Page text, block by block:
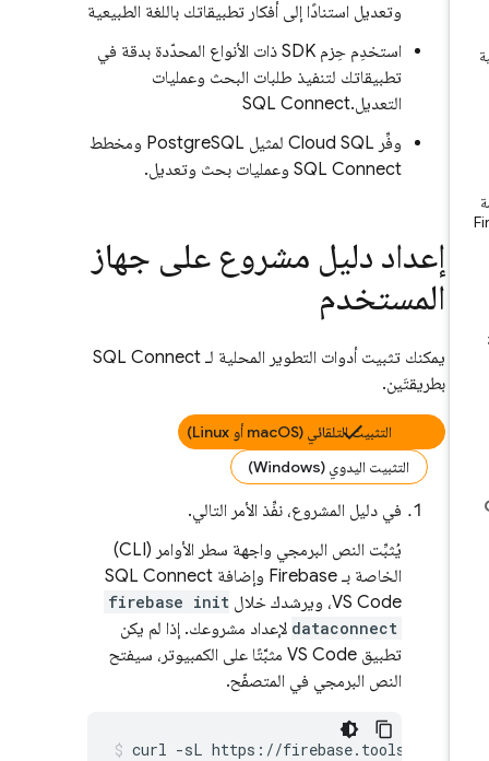
وتعديل استنادًا إلى أفكار تطبيقاتك باللغة الطبيعية
استخدِم حِزم SDK ذات الأنواع المحدّدة بدقة في
تطبيقاتك لتنفيذ طلبات البحث وعمليات
التعديل.SQL Connect
وفِّر Cloud SQLلمثيل PostgreSQL ومخطط
SQL Connectوعمليات بحث وتعديل.
إعداد دليل مشروع على جهاز
المستخدم
يمكنك تثبيت أدوات التطوير المحلية لـSQL Connect
بطريقتَين.
التثبيت التلقائي (macOS أو Linux)
التثبيت اليدوي (Windows)
في دليل المشروع، نفِّذ الأمر التالي.
يُثبِّت النص البرمجي واجهة سطر الأوامر (CLI)
الخاصة بـ Firebase وإضافة SQL Connect
VS Code، ويرشدك خلال
firebase init
dataconnectلإعداد مشروعك. إذا لم يكن
تطبيق VS Code مثبَّتًا على الكمبيوتر، سيفتح
النص البرمجي في المتصفّح.
curl -sL https://firebase.tools/init/